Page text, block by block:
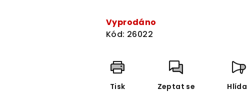
cena:
Vyprodáno
Kód: 26022
Tisk Zeptat se